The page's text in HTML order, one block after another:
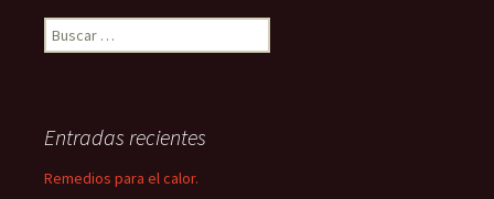
Buscar:
Entradas recientes
Remedios para el calor.